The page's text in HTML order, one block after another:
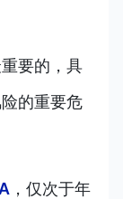
要的，具
的重要危
，仅次于年